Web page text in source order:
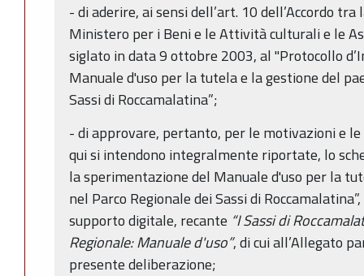
- di aderire, ai sensi dell’art. 10 dell’Accordo
Ministero per i Beni e le Attività culturali e le
siglato in data 9 ottobre 2003, al "Protocollo
Manuale d'uso per la tutela e la gestione del
Sassi di Roccamalatina”;
- di approvare, pertanto, per le motivazioni e
qui si intendono integralmente riportate, lo
la sperimentazione del Manuale d'uso per la
nel Parco Regionale dei Sassi di
supporto digitale, recante “I Sassi di
Regionale: Manuale d'uso”, di cui all’Allegato
presente deliberazione;